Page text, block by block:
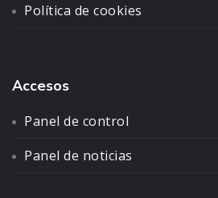
Política de cookies
Accesos
Panel de control
Panel de noticias